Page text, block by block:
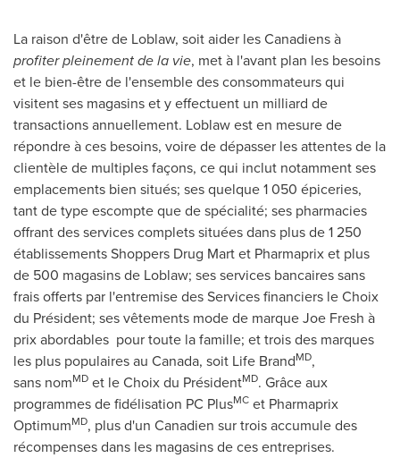
La raison d'être de Loblaw, soit aider les Canadiens à
profiter pleinement de la vie, met à l'avant plan les besoins
et le bien-être de l'ensemble des consommateurs qui
visitent ses magasins et y effectuent un milliard de
transactions annuellement. Loblaw est en mesure de
répondre à ces besoins, voire de dépasser les attentes de la
clientèle de multiples façons, ce qui inclut notamment ses
emplacements bien situés; ses quelque 1 050 épiceries,
tant de type escompte que de spécialité; ses pharmacies
offrant des services complets situées dans plus de 1 250
établissements Shoppers Drug Mart et Pharmaprix et plus
de 500 magasins de Loblaw; ses services bancaires sans
frais offerts par l'entremise des Services financiers le Choix
du Président; ses vêtements mode de marqueJoe Fresh à
prix abordables pour toute la famille; et trois des marques
les plus populaires au Canada, soit Life BrandMD,
sans nomMD et le Choix du PrésidentMD. Grâce aux
programmes de fidélisation PC PlusMC et Pharmaprix
OptimumMD, plus d'un Canadien sur trois accumule des
récompenses dans les magasins de ces entreprises.